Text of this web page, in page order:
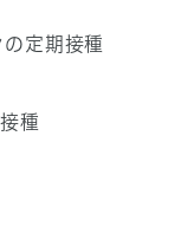
定期接種
種